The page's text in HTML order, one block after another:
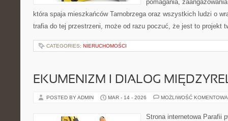
pomagania,
która spaja mieszkańców Tarnobrzega oraz wszystkich ludzi o
trafia do tej przestrzeni, może od razu poczuć, że jest to projekt
CATEGORIES: NIERUCHOMOŚCI
EKUMENIZM I DIALOG
POSTED BY ADMIN MAR - 14 - 2026 MOŻLIWOŚĆ
Strona internetowa Parafii